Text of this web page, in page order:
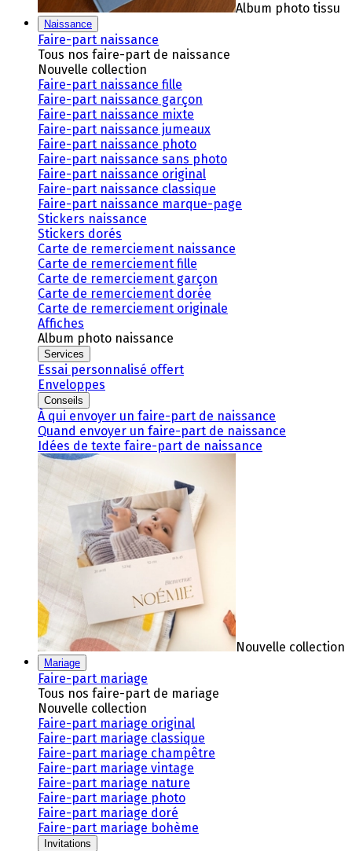
Album photo tissu
Naissance
Faire-part naissance
Tous nos faire-part de naissance
Nouvelle collection
Faire-part naissance fille
Faire-part naissance garçon
Faire-part naissance mixte
Faire-part naissance jumeaux
Faire-part naissance photo
Faire-part naissance sans photo
Faire-part naissance original
Faire-part naissance classique
Faire-part naissance marque-page
Stickers naissance
Stickers dorés
Carte de remerciement naissance
Carte de remerciement fille
Carte de remerciement garçon
Carte de remerciement dorée
Carte de remerciement originale
Affiches
Album photo naissance
Services
Essai personnalisé offert
Enveloppes
Conseils
À qui envoyer un faire-part de naissance
Quand envoyer un faire-part de naissance
Idées de texte faire-part de naissance
Nouvelle collection
Mariage
Faire-part mariage
Tous nos faire-part de mariage
Nouvelle collection
Faire-part mariage original
Faire-part mariage classique
Faire-part mariage champêtre
Faire-part mariage vintage
Faire-part mariage nature
Faire-part mariage photo
Faire-part mariage doré
Faire-part mariage bohème
Invitations